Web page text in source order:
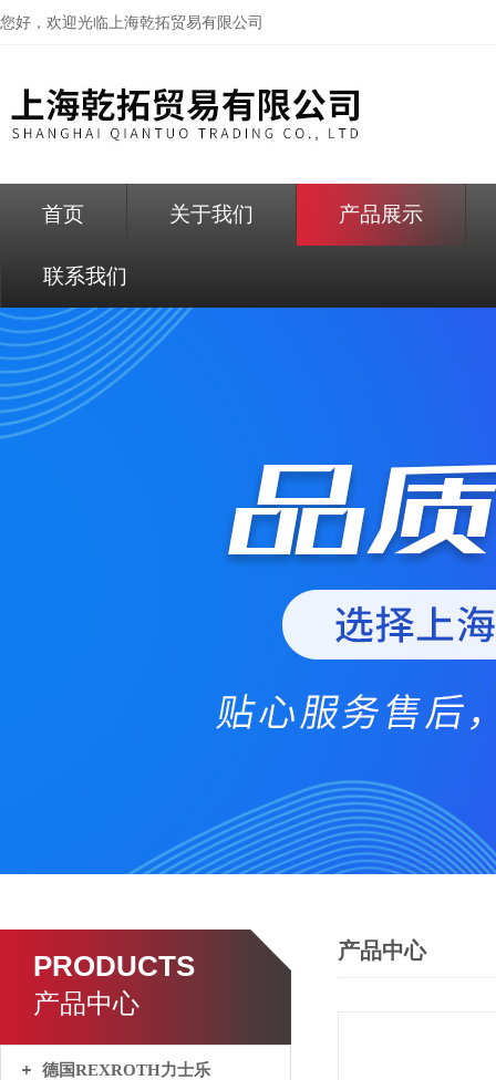
您好，欢迎光临上海乾拓贸易有限公司
首页 关于我们 产品展示
联系我们
PRODUCTS
产品中心
德国REXROTH力士乐
产品中心